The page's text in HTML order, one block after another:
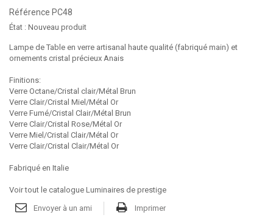
Référence PC48
État : Nouveau produit
Lampe de Table en verre artisanal haute qualité (fabriqué main) et
ornements cristal précieux Anais
Finitions:
Verre Octane/Cristal clair/Métal Brun
Verre Clair/Cristal Miel/Métal Or
Verre Fumé/Cristal Clair/Métal Brun
Verre Clair/Cristal Rose/Métal Or
Verre Miel/Cristal Clair/Métal Or
Verre Clair/Cristal Clair/Métal Or
Fabriqué en Italie
Voir tout le catalogue Luminaires de prestige
Envoyer à un ami
Imprimer